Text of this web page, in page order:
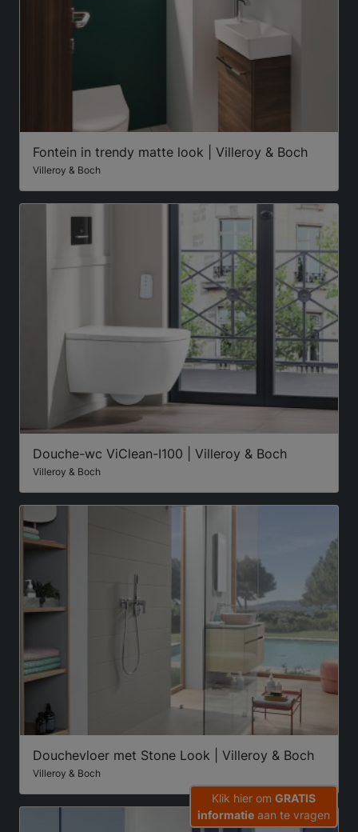
Fontein in trendy matte look | Villeroy & Boch
Villeroy & Boch
Douche-wc ViClean-I100 | Villeroy & Boch
Villeroy & Boch
Douchevloer met Stone Look | Villeroy & Boch
Villeroy & Boch
Klik hier om GRATIS
informatie aan te vragen